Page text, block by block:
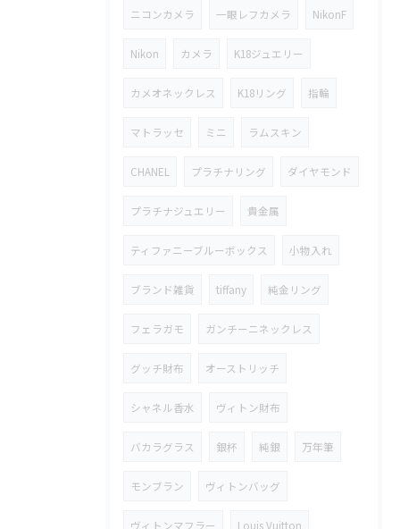
ニコンカメラ 一眼レフカメラ NikonF
Nikon カメラ K18ジュエリー
カメオネックレス K18リング 指輪
マトラッセ ミニ ラムスキン
CHANEL プラチナリング ダイヤモンド
プラチナジュエリー 貴金属
ティファニーブルーボックス 小物入れ
ブランド雑貨 tiffany 純金リング
フェラガモ ガンチーニネックレス
グッチ財布 オーストリッチ
シャネル香水 ヴィトン財布
バカラグラス 銀杯 純銀 万年筆
モンブラン ヴィトンバッグ
ヴィトンマフラー Louis Vuitton